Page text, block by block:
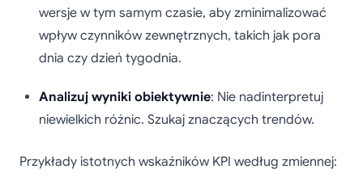
wersje w tym samym czasie, aby zminimalizować
wpływ czynników zewnętrznych, takich jak pora
dnia czy dzień tygodnia.
Analizuj wyniki obiektywnie: Nie nadinterpretuj
niewielkich różnic. Szukaj znaczących trendów.
Przykłady istotnych wskaźników KPI według zmiennej: